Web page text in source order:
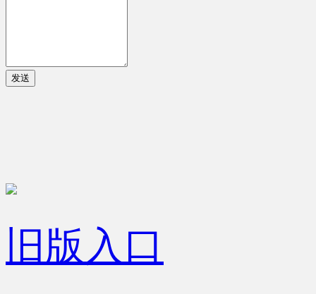
发送
旧版入口